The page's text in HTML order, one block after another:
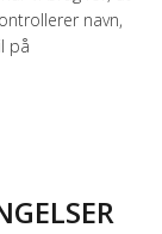
navn,
på